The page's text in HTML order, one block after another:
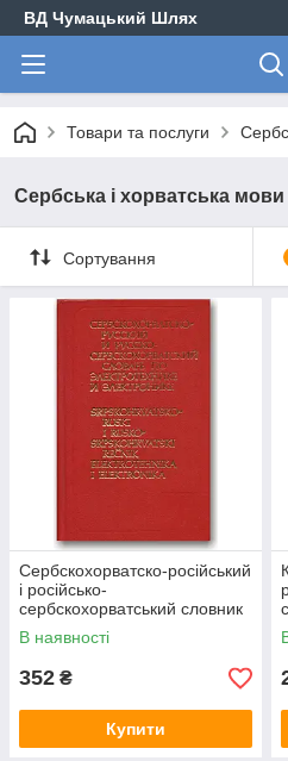
ВД Чумацький Шлях
Товари та послуги
Сербська і хорватська мови
Сортування
Cербскохорватско-російський
і російсько-
сербскохорватський словник
з електрощільника й
електроніки
В наявності
352 ₴
Купити